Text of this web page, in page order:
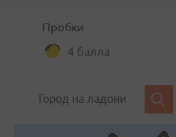
Пробки
4 балла
Город на ладони